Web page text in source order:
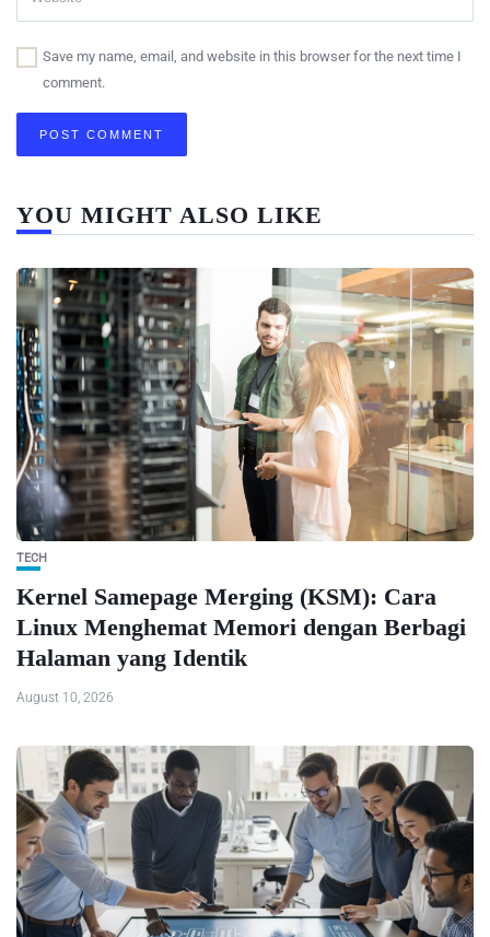
Save my name, email, and website in this browser for the next time I
comment.
YOU MIGHT ALSO LIKE
TECH
Kernel Samepage Merging (KSM): Cara
Linux Menghemat Memori dengan Berbagi
Halaman yang Identik
August 10, 2026